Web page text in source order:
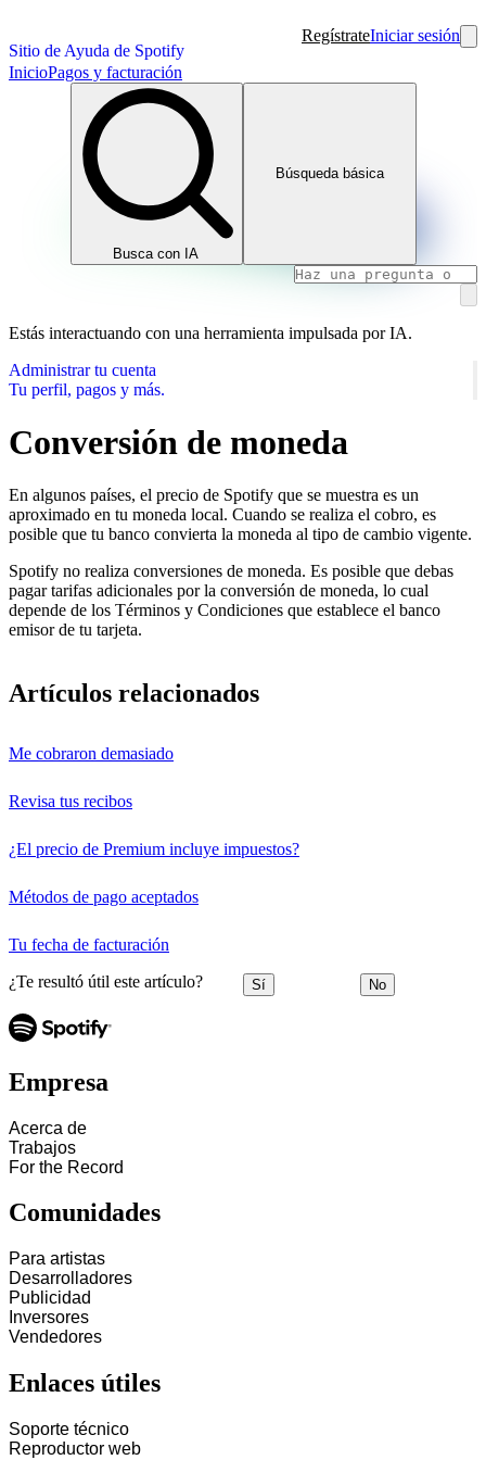
Sitio de Ayuda de Spotify
RegístrateIniciar sesión
InicioPagos y facturación
Busca con IA
Búsqueda básica
Estás interactuando con una herramienta impulsada por IA.
Administrar tu cuenta
Tu perfil, pagos y más.
Conversión de moneda
En algunos países, el precio de Spotify que se muestra es un
aproximado en tu moneda local. Cuando se realiza el cobro, es
posible que tu banco convierta la moneda al tipo de cambio vigente.
Spotify no realiza conversiones de moneda. Es posible que debas
pagar tarifas adicionales por la conversión de moneda, lo cual
depende de los Términos y Condiciones que establece el banco
emisor de tu tarjeta.
Artículos relacionados
Me cobraron demasiado
Revisa tus recibos
¿El precio de Premium incluye impuestos?
Métodos de pago aceptados
Tu fecha de facturación
¿Te resultó útil este artículo? Sí No
Empresa
Acerca de
Trabajos
For the Record
Comunidades
Para artistas
Desarrolladores
Publicidad
Inversores
Vendedores
Enlaces útiles
Soporte técnico
Reproductor web